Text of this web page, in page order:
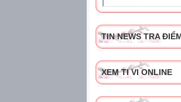
TIN NEWS TRA
XEM TI VI ONLINE